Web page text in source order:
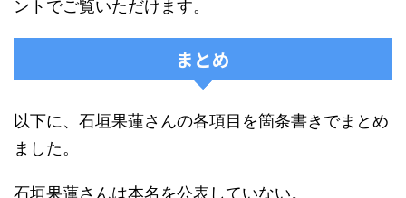
ントでご覧いただけます。​
まとめ
以下に、石垣果蓮さんの各項目を箇条書きでまとめ
ました。
石垣果蓮さんは本名を公表していない。